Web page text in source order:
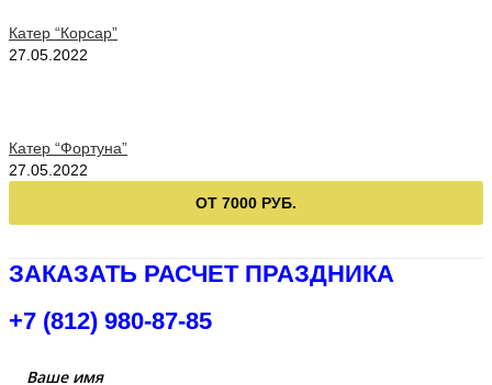
Катер “Корсар”
27.05.2022
Катер “Фортуна”
27.05.2022
ОТ 7000 РУБ.
ЗАКАЗАТЬ РАСЧЕТ ПРАЗДНИКА
+7 (812) 980-87-85